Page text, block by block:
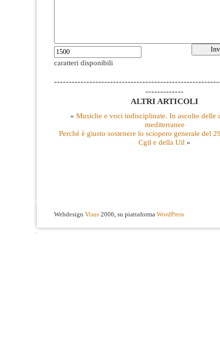
caratteri disponibili
-------------
ALTRI ARTICOLI
« Musiche e voci indisciplinate. In ascolto delle
mediterranee
Perché è giusto sostenere lo sciopero generale del
Cgil e della Uil »
Webdesign Visus 2006, su piattaforma WordPress